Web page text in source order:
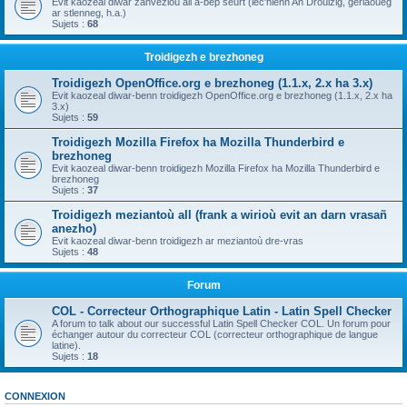
ar stlenneg, h.a.)
Sujets : 68
Troidigezh e brezhoneg
Troidigezh OpenOffice.org e brezhoneg (1.1.x, 2.x ha 3.x)
Evit kaozeal diwar-benn troidigezh OpenOffice.org e brezhoneg (1.1.x, 2.x ha
3.x)
Sujets : 59
Troidigezh Mozilla Firefox ha Mozilla Thunderbird e
brezhoneg
Evit kaozeal diwar-benn troidigezh Mozilla Firefox ha Mozilla Thunderbird e
brezhoneg
Sujets : 37
Troidigezh meziantoù all (frank a wirioù evit an darn vrasañ
anezho)
Evit kaozeal diwar-benn troidigezh ar meziantoù dre-vras
Sujets : 48
Forum
COL - Correcteur Orthographique Latin - Latin Spell Checker
A forum to talk about our successful Latin Spell Checker COL. Un forum pour
échanger autour du correcteur COL (correcteur orthographique de langue
latine).
Sujets : 18
CONNEXION